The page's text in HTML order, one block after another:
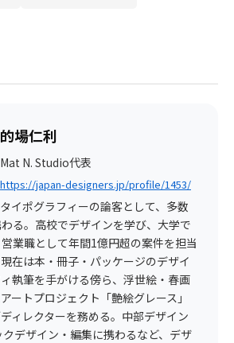
的場仁利
Mat N. Studio代表
https://japan-designers.jp/profile/1453/
タイポグラフィーの論客として、多数
る。高校でデザインを学び、大学で
業職として年間1億円超の案件を担当
在は本・冊子・パッケージのデザイ
執筆を手がける傍ら、浮世絵・春画
ートプロジェクト「艶絵グレース」
ィレクターを務める。中部デザイン
デザイン・編集に携わるなど、デザ